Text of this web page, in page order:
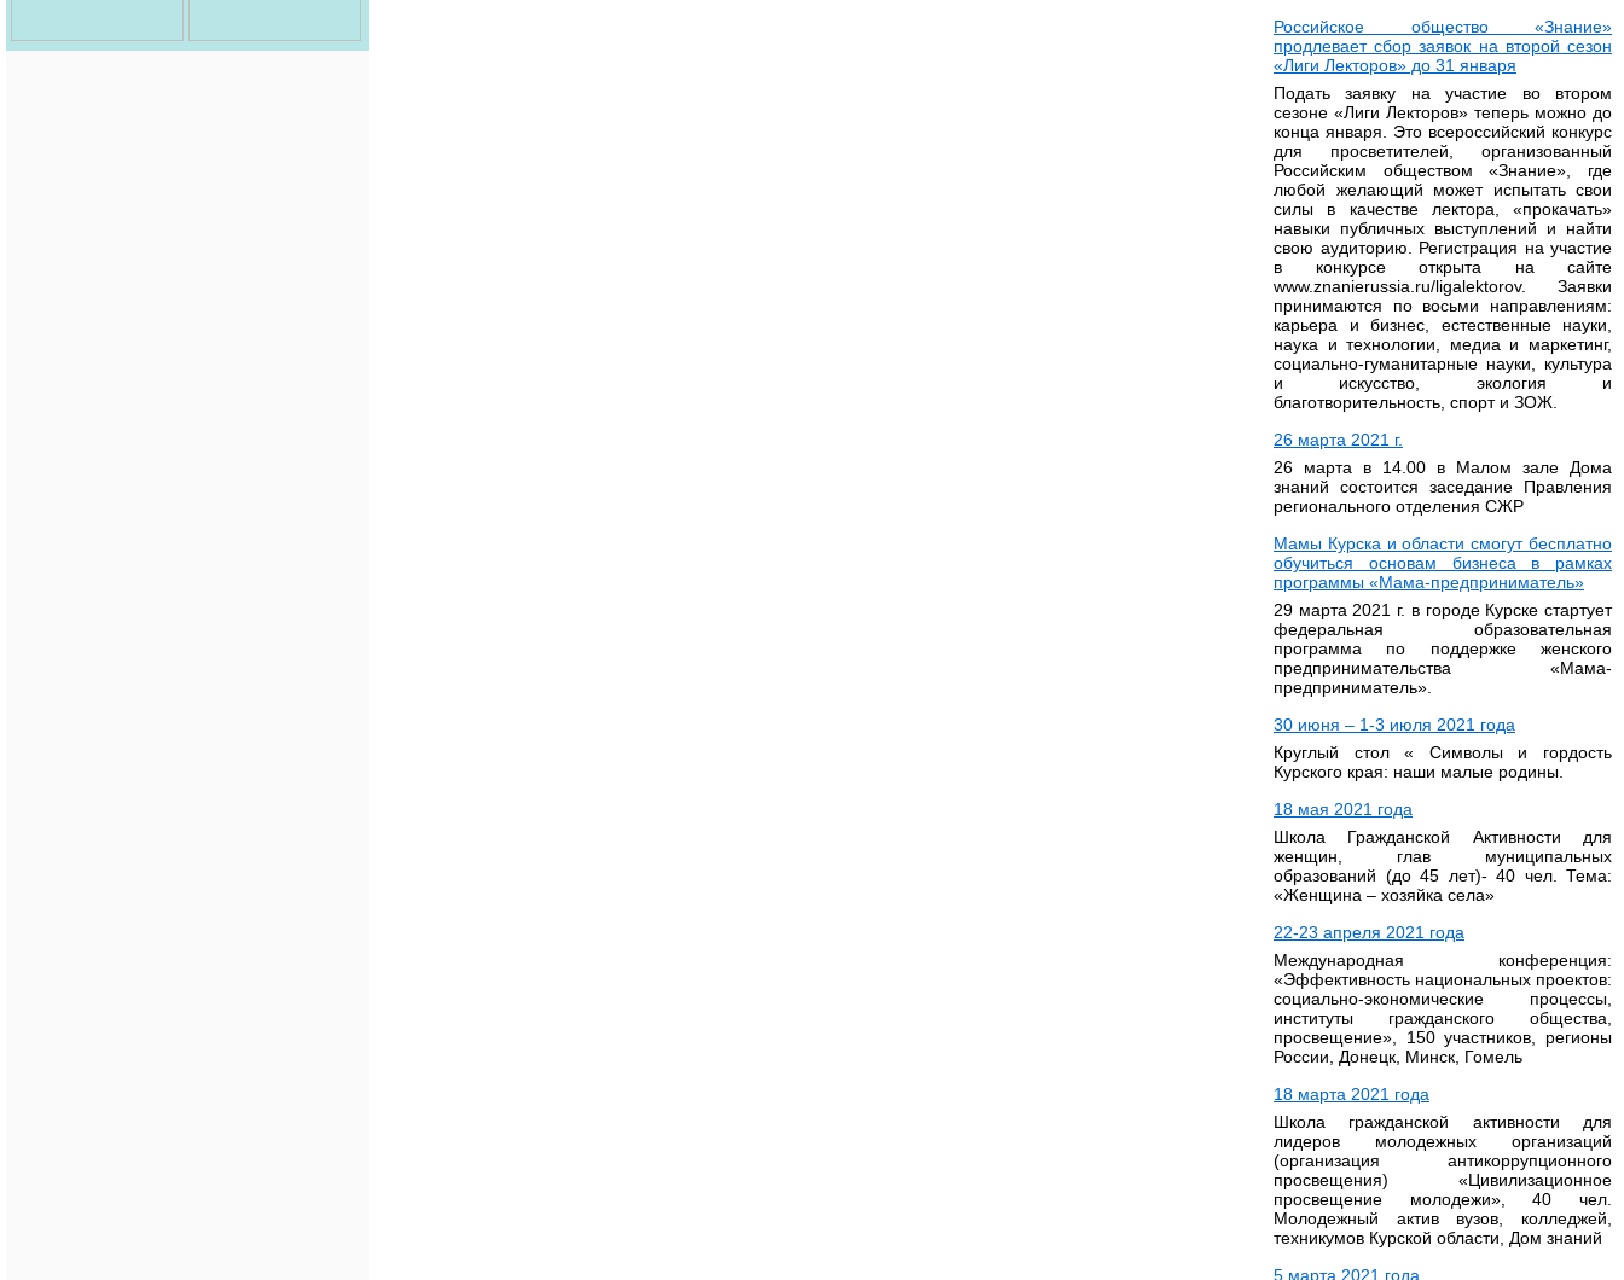
Российское общество «Знание»
продлевает сбор заявок на второй сезон
«Лиги Лекторов» до 31 января
Подать заявку на участие во втором
сезоне «Лиги Лекторов» теперь можно до
конца января. Это всероссийский конкурс
для просветителей, организованный
Российским обществом «Знание», где
любой желающий может испытать свои
силы в качестве лектора, «прокачать»
навыки публичных выступлений и найти
свою аудиторию. Регистрация на участие
в конкурсе открыта на сайте
www.znanierussia.ru/ligalektorov. Заявки
принимаются по восьми направлениям:
карьера и бизнес, естественные науки,
наука и технологии, медиа и маркетинг,
социально-гуманитарные науки, культура
и искусство, экология и
благотворительность, спорт и ЗОЖ.
26 марта 2021 г.
26 марта в 14.00 в Малом зале Дома
знаний состоится заседание Правления
регионального отделения СЖР
Мамы Курска и области смогут бесплатно
обучиться основам бизнеса в рамках
программы «Мама-предприниматель»
29 марта 2021 г. в городе Курске стартует
федеральная образовательная
программа по поддержке женского
предпринимательства «Мама-
предприниматель».
30 июня – 1-3 июля 2021 года
Круглый стол « Символы и гордость
Курского края: наши малые родины.
18 мая 2021 года
Школа Гражданской Активности для
женщин, глав муниципальных
образований (до 45 лет)- 40 чел. Тема:
«Женщина – хозяйка села»
22-23 апреля 2021 года
Международная конференция:
«Эффективность национальных проектов:
социально-экономические процессы,
институты гражданского общества,
просвещение», 150 участников, регионы
России, Донецк, Минск, Гомель
18 марта 2021 года
Школа гражданской активности для
лидеров молодежных организаций
(организация антикоррупционного
просвещения) «Цивилизационное
просвещение молодежи», 40 чел.
Молодежный актив вузов, колледжей,
техникумов Курской области, Дом знаний
5 марта 2021 года